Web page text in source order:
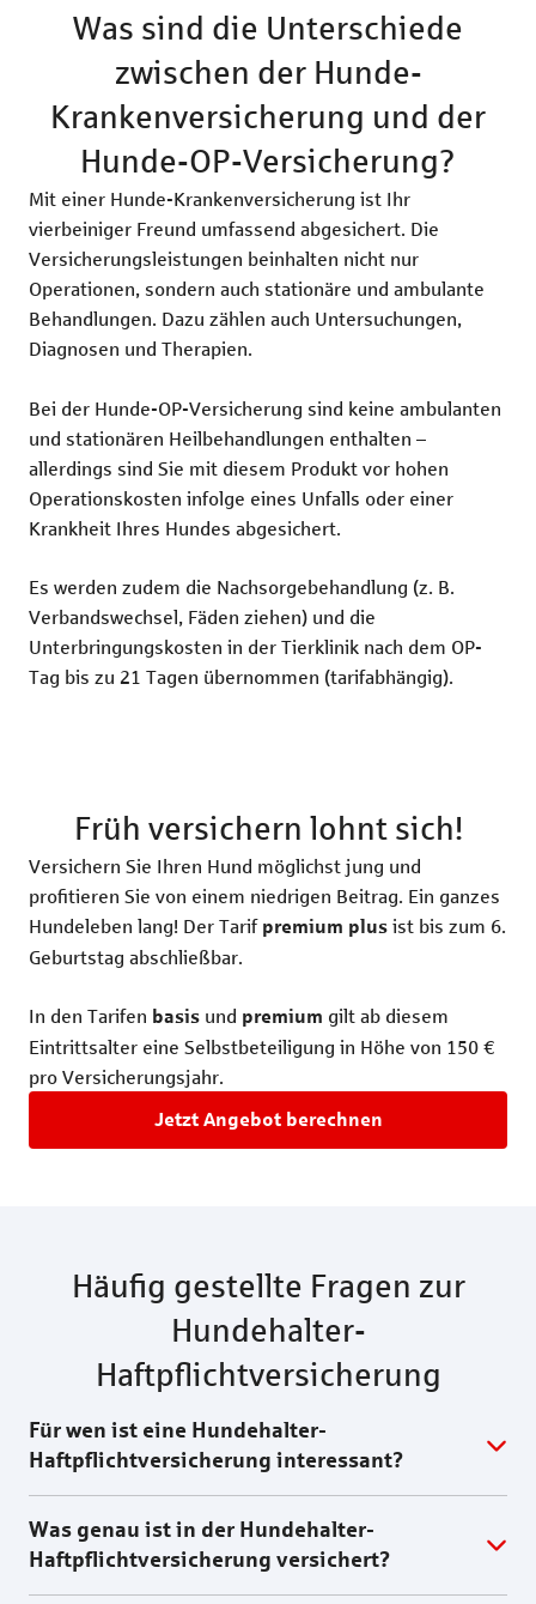
Was sind die Unterschiede
zwischen der Hunde-
Krankenversicherung und der
Hunde-OP-Versicherung?
Mit einer Hunde-Krankenversicherung ist Ihr
vierbeiniger Freund umfassend abgesichert. Die
Versicherungsleistungen beinhalten nicht nur
Operationen, sondern auch stationäre und ambulante
Behandlungen. Dazu zählen auch Unter­suchungen,
Diagnosen und Therapien.
Bei der Hunde-OP-Versicherung sind keine ambulanten
und stationären Heilbehandlungen enthalten –
allerdings sind Sie mit diesem Produkt vor hohen
Operationskosten infolge eines Unfalls oder einer
Krankheit Ihres Hundes abgesichert.
Es werden zudem die Nachsorgebehandlung (z. B.
Verbandswechsel, Fäden ziehen) und die
Unterbringungskosten in der Tier­klinik nach dem OP-
Tag bis zu 21 Tagen übernommen (tarifabhängig).
Früh versichern lohnt sich!
Versichern Sie Ihren Hund möglichst jung und
profitieren Sie von einem niedrigen Beitrag. Ein ganzes
Hundeleben lang! Der Tarif premium plus ist bis zum 6.
Geburtstag abschließbar.
In den Tarifen basis und premium gilt ab diesem
Eintrittsalter eine Selbstbeteiligung in Höhe von 150 €
pro Versicherungsjahr.
Jetzt Angebot berechnen
Häufig gestellte Fragen zur
Hundehalter-
Haftpflichtversicherung
Für wen ist eine Hundehalter-
Haftpflichtversicherung interessant?
Was genau ist in der Hundehalter-
Haftpflichtversicherung versichert?